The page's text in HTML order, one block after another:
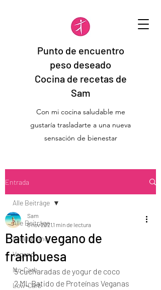
Punto de encuentro
peso deseado
Cocina de recetas de
Sam
Con mi cocina saludable me
gustaría trasladarte a una nueva
sensación de bienestar
Entrada
Alle Beiträge
Vegetariano
Vegano
No-Carb
Low-Carb
Alle Beiträge
Batido vegano de
frambuesa
Sam
6 nov 2021 1 min de lectura
5 cucharadas de yogur de coco
2 ML Batido de Proteínas Veganas